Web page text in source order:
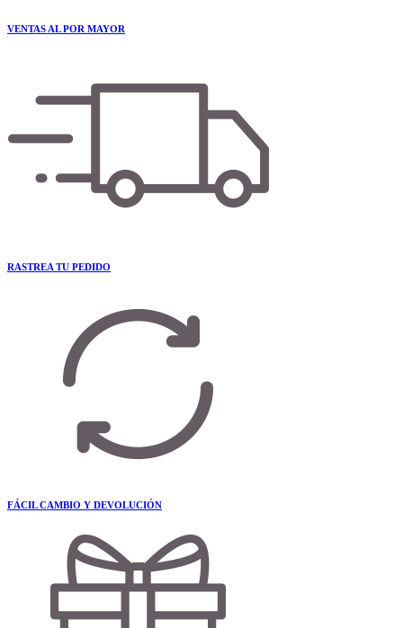
VENTAS AL POR MAYOR
RASTREA TU PEDIDO
FÁCIL CAMBIO Y DEVOLUCIÓN